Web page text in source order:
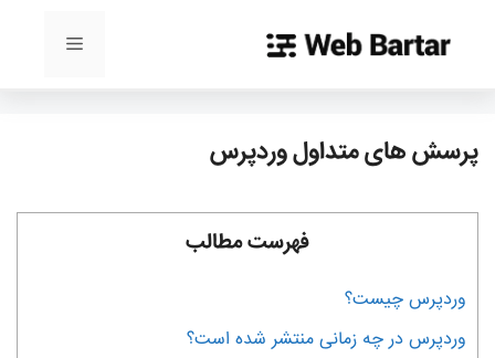
فهرست
پرسش های متداول وردپرس
فهرست مطالب
وردپرس چیست؟
وردپرس در چه زمانی منتشر شده است؟